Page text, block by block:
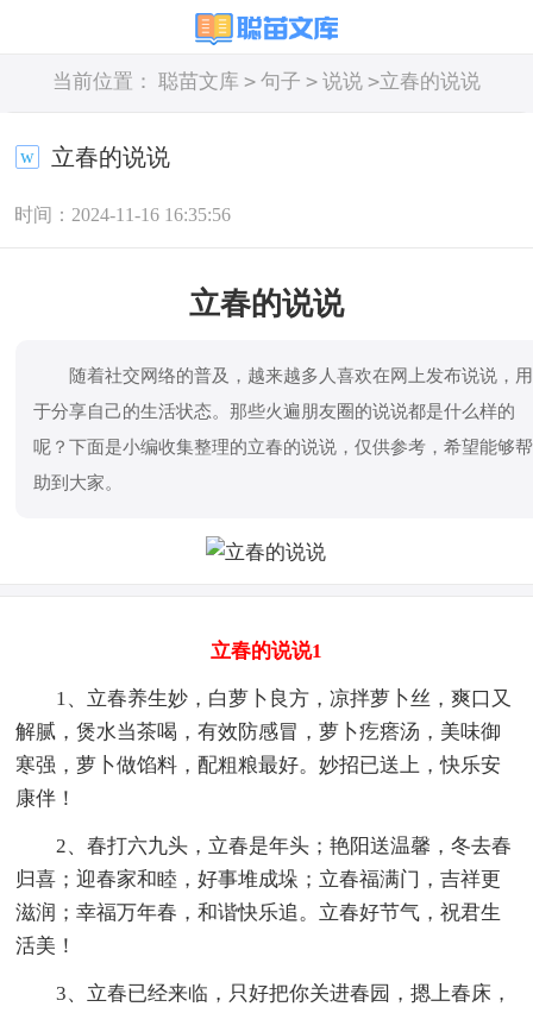
当前位置： 聪苗文库 > 句子 > 说说 >立春的说说
立春的说说
时间：2024-11-16 16:35:56
立春的说说
随着社交网络的普及，越来越多人喜欢在网上发布说说，用
于分享自己的生活状态。那些火遍朋友圈的说说都是什么样的
呢？下面是小编收集整理的立春的说说，仅供参考，希望能够帮
助到大家。
立春的说说1
1、立春养生妙，白萝卜良方，凉拌萝卜丝，爽口又
解腻，煲水当茶喝，有效防感冒，萝卜疙瘩汤，美味御
寒强，萝卜做馅料，配粗粮最好。妙招已送上，快乐安
康伴！
2、春打六九头，立春是年头；艳阳送温馨，冬去春
归喜；迎春家和睦，好事堆成垛；立春福满门，吉祥更
滋润；幸福万年春，和谐快乐追。立春好节气，祝君生
活美！
3、立春已经来临，只好把你关进春园，摁上春床，